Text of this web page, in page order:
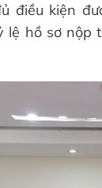
điều kiện
lệ hồ sơ nộp